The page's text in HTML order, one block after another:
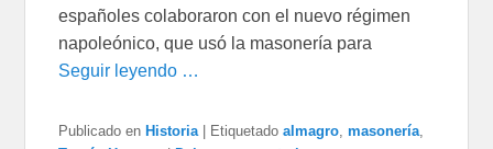
españoles colaboraron con el nuevo régimen
napoleónico, que usó la masonería para
Seguir leyendo …
Publicado en Historia Etiquetado almagro,masonería,